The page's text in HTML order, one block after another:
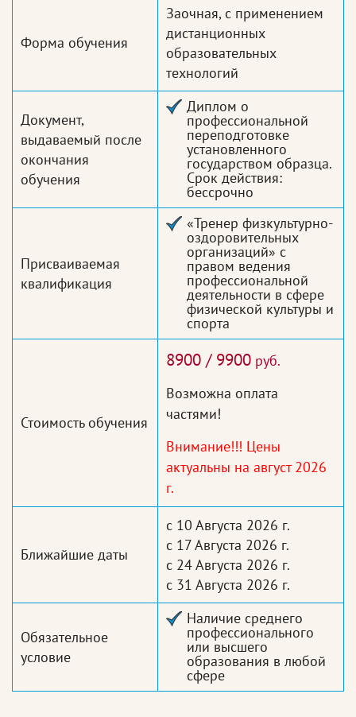
Форма обучения
Заочная, с применением
дистанционных
образовательных
технологий
Документ,
выдаваемый после
окончания
обучения
Диплом о
профессиональной
переподготовке
установленного
государством образца.
Срок действия:
бессрочно
Присваиваемая
квалификация
«Тренер физкультурно-
оздоровительных
организаций» с
правом ведения
профессиональной
деятельности в сфере
физической культуры и
спорта
Стоимость обучения
8900 / 9900 руб.
Возможна оплата
частями!
Внимание!!! Цены
актуальны на август 2026
г.
Ближайшие даты
с 10 Августа 2026 г.
с 17 Августа 2026 г.
с 24 Августа 2026 г.
с 31 Августа 2026 г.
Обязательное
условие
Наличие среднего
профессионального
или высшего
образования в любой
сфере